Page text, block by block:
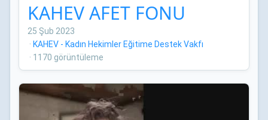
KAHEV AFET FONU
25 Şub 2023
· KAHEV - Kadın Hekimler Eğitime Destek Vakfı
· 1170 görüntüleme